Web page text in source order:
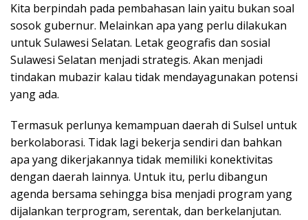
Kita berpindah pada pembahasan lain yaitu bukan soal
sosok gubernur. Melainkan apa yang perlu dilakukan
untuk Sulawesi Selatan. Letak geografis dan sosial
Sulawesi Selatan menjadi strategis. Akan menjadi
tindakan mubazir kalau tidak mendayagunakan potensi
yang ada.
Termasuk perlunya kemampuan daerah di Sulsel untuk
berkolaborasi. Tidak lagi bekerja sendiri dan bahkan
apa yang dikerjakannya tidak memiliki konektivitas
dengan daerah lainnya. Untuk itu, perlu dibangun
agenda bersama sehingga bisa menjadi program yang
dijalankan terprogram, serentak, dan berkelanjutan.